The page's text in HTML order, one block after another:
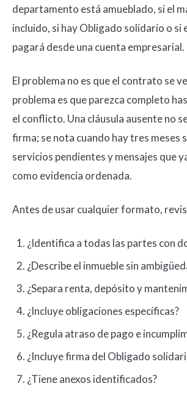
departamento está amueblado, si el
incluido, si hay Obligado solidario o si
pagará desde una cuenta empresarial.
El problema no es que el contrato se
problema es que parezca completo
el conflicto. Una cláusula ausente no
firma; se nota cuando hay tres meses
servicios pendientes y mensajes que
como evidencia ordenada.
Antes de usar cualquier formato,
¿Identifica a todas las partes con
¿Describe el inmueble sin
¿Separa renta, depósito y
¿Incluye obligaciones específicas?
¿Regula atraso de pago e
¿Incluye firma del Obligado
¿Tiene anexos identificados?